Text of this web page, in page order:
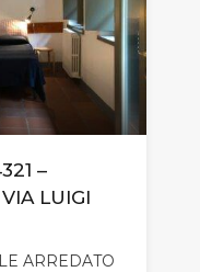
–
LUIGI
ARREDATO